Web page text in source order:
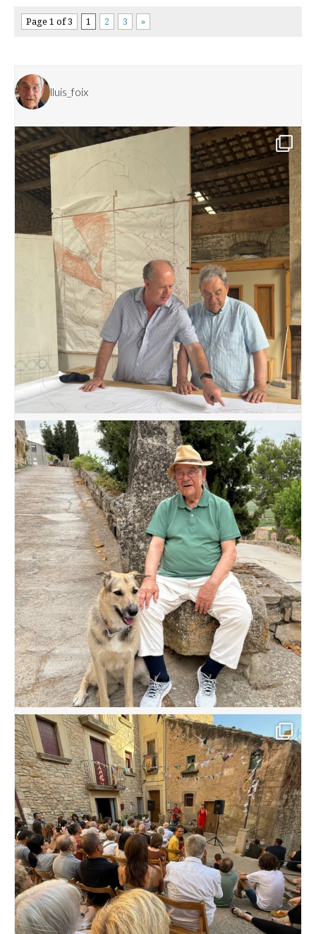
Page 1 of 3 1 2 3 »
lluis_foix